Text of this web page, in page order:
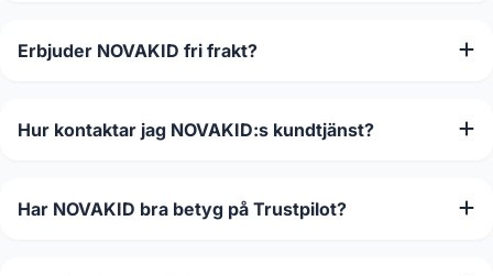
Erbjuder NOVAKID fri frakt?
Hur kontaktar jag NOVAKID:s kundtjänst?
Har NOVAKID bra betyg på Trustpilot?